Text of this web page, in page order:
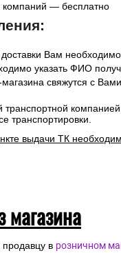
компаний — бесплатно
Вам
указать ФИО
свяжутся с
транспортировки.
выдачи ТК
магазина
в розничном